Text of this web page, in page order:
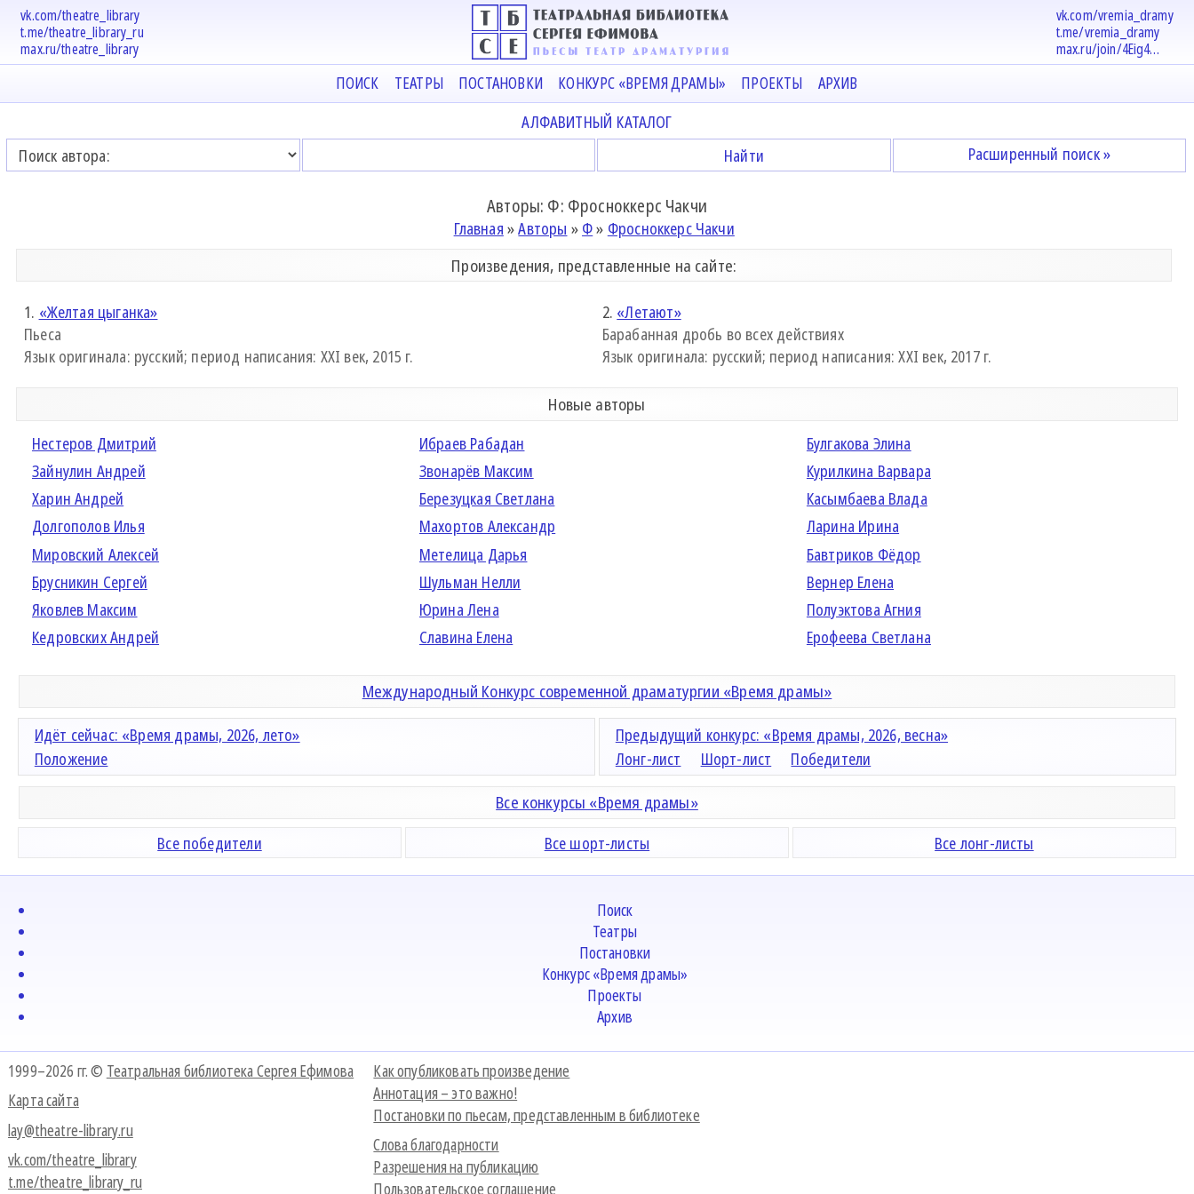
vk.com/theatre_library
t.me/theatre_library_ru
max.ru/theatre_library
vk.com/vremia_dramy
t.me/vremia_dramy
max.ru/join/4Eig4…
ПОИСК ТЕАТРЫ ПОСТАНОВКИ КОНКУРС «ВРЕМЯ ДРАМЫ» ПРОЕКТЫ АРХИВ
АЛФАВИТНЫЙ КАТАЛОГ
Расширенный поиск »
Авторы: Ф: Фросноккерс Чакчи
Главная »Авторы » Ф» Фросноккерс Чакчи
Произведения, представленные на сайте:
1. «Желтая цыганка»
Пьеса
Язык оригинала: русский; период написания: XXI век, 2015 г.
2. «Летают»
Барабанная дробь во всех действиях
Язык оригинала: русский; период написания: XXI век, 2017 г.
Новые авторы
Нестеров Дмитрий Ибраев Рабадан
Булгакова Элина
Зайнулин Андрей
Звонарёв Максим
Курилкина Варвара
Харин Андрей
Березуцкая Светлана
Касымбаева Влада
Долгополов Илья
Махортов Александр
Ларина Ирина
Мировский Алексей
Метелица Дарья
Бавтриков Фёдор
Брусникин Сергей
Шульман Нелли
Вернер Елена
Яковлев Максим
Юрина Лена
Полуэктова Агния
Кедровских Андрей
Славина Елена Ерофеева Светлана
Международный Конкурс современной драматургии «Время драмы»
Идёт сейчас: «Время драмы, 2026, лето»
Положение
Предыдущий конкурс: «Время драмы, 2026, весна»
Лонг-лист
Шорт-лист Победители
Все конкурсы «Время драмы»
Все победители Все шорт-листы Все лонг-листы
Поиск
Театры
Постановки
Конкурс «Время драмы»
Проекты
Архив
1999–2026 гг. © Театральная библиотека Сергея Ефимова
Карта сайта
lay@theatre-library.ru
vk.com/theatre_library
t.me/theatre_library_ru
Как опубликовать произведение
Аннотация – это важно!
Постановки по пьесам, представленным в библиотеке
Слова благодарности
Разрешения на публикацию
Пользовательское соглашение